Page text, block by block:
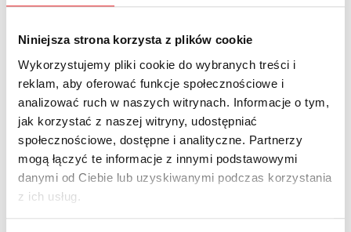
Niniejsza strona korzysta z plików cookie
Wykorzystujemy pliki cookie do wybranych treści i
reklam, aby oferować funkcje społecznościowe i
analizować ruch w naszych witrynach. Informacje o tym,
jak korzystać z naszej witryny, udostępniać
społecznościowe, dostępne i analityczne. Partnerzy
mogą łączyć te informacje z innymi podstawowymi
danymi od Ciebie lub uzyskiwanymi podczas korzystania
z ich usług.
Ask for the details of the offer
Name: *
Email: *
Company: